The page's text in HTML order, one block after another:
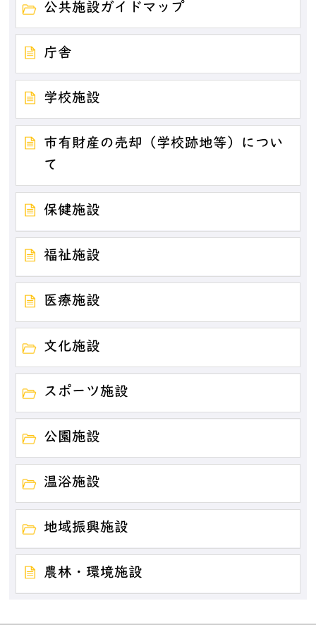
公共施設ガイドマップ
庁舎
学校施設
市有財産の売却（学校跡地等）につい
て
保健施設
福祉施設
医療施設
文化施設
スポーツ施設
公園施設
温浴施設
地域振興施設
農林・環境施設